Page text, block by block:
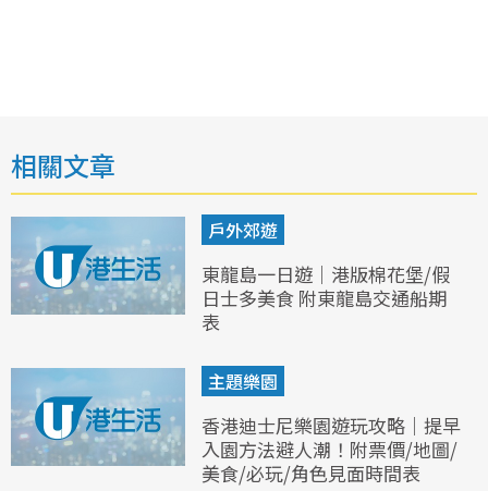
相關文章
戶外郊遊
東龍島一日遊｜港版棉花堡/假
日士多美食 附東龍島交通船期
表
主題樂園
香港迪士尼樂園遊玩攻略｜提早
入園方法避人潮！附票價/地圖/
美食/必玩/角色見面時間表